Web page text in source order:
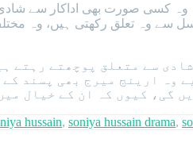
وہ کسی صورت بھی اداکار سے
سے وہ تعلق رکھتی ہیں، وہ
سے متعلق پوچھتے رہتے
وہ ارینج میرج بھی پسند
گی، کیوں کہ ان کے خیال
hussain, soniya hussain drama,